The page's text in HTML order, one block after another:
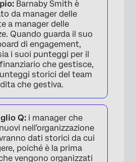
×
Barnaby Smith è
da manager delle
a manager delle
Quando guarda il suo
di engagement,
i suoi punteggi per il
che gestisce,
storici del team
che gestiva.
Q: i manager che
nell'organizzazione
dati storici da cui
poiché è la prima
vengono organizzati